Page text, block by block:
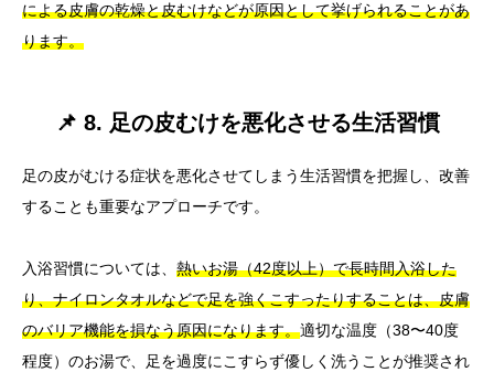
による皮膚の乾燥と皮むけなどが原因として挙げられることがあ
ります。
📌 8. 足の皮むけを悪化させる生活習慣
足の皮がむける症状を悪化させてしまう生活習慣を把握し、改善
することも重要なアプローチです。
入浴習慣については、 熱いお湯（42度以上）で長時間入浴した
り、ナイロンタオルなどで足を強くこすったりすることは、皮膚
のバリア機能を損なう原因になります。適切な温度（38〜40度
程度）のお湯で、足を過度にこすらず優しく洗うことが推奨され